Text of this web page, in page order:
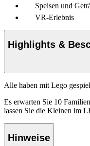
Speisen und
VR-Erlebnis
Highlights &
Alle haben mit Lego
Es erwarten Sie 10
lassen Sie die Kleinen im
Hinweise